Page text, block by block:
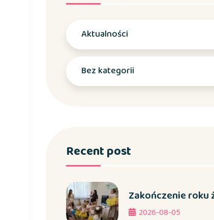
Aktualności
Bez kategorii
Recent post
Zakończenie roku
2026-08-05